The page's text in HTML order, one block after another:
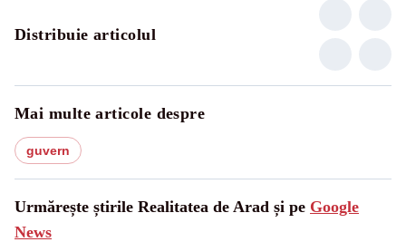
Distribuie articolul
Mai multe articole despre
guvern
Urmărește știrile Realitatea de Arad și pe Google
News